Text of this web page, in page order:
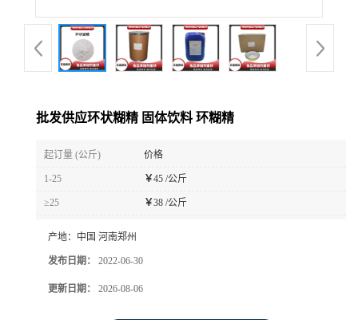
批发供应环状糊精 固体饮料 环糊精
起订量 (公斤) 价格
1-25 ￥45 /公斤
≥25 ￥38 /公斤
产地： 中国 河南郑州
发布日期： 2022-06-30
更新日期： 2026-08-06